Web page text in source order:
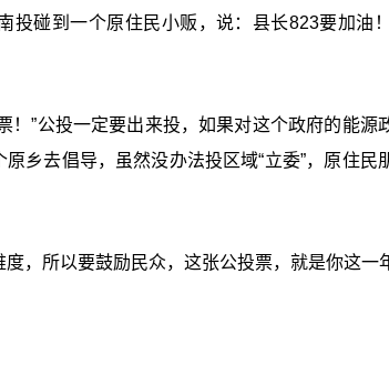
投碰到一个原住民小贩，说：县长823要加油
！”公投一定要出来投，如果对这个政府的能源
乡去倡导，虽然没办法投区域“立委”，原住民
，所以要鼓励民众，这张公投票，就是你这一